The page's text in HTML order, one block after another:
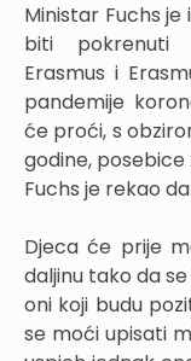
Ministar Fuchs
biti pokrenuti
Erasmus i
pandemije
će proći, s
godine,
Fuchs je rekao
Djeca će prije
daljinu tako da
oni koji budu
se moći upisati